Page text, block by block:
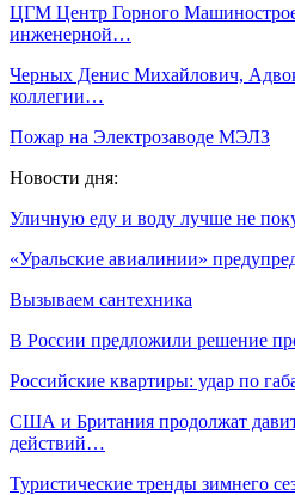
ЦГМ Центр Горного
инженерной…
Черных Денис Михайлович,
коллегии…
Пожар на Электрозаводе МЭЛЗ
Новости дня:
Уличную еду и воду лучше не
«Уральские авиалинии»
Вызываем сантехника
В России предложили решение
Российские квартиры: удар по
США и Британия продолжат
действий…
Туристические тренды зимнего